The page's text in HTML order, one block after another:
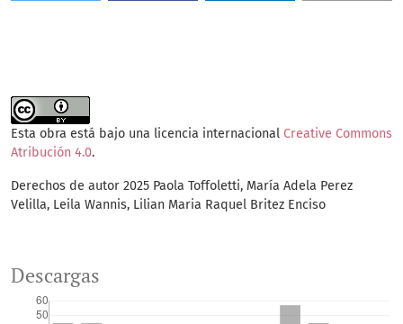
Esta obra está bajo una licencia internacional Creative Commons
Atribución 4.0.
Derechos de autor 2025 Paola Toffoletti, María Adela Perez
Velilla, Leila Wannis, Lilian Maria Raquel Britez Enciso
Descargas